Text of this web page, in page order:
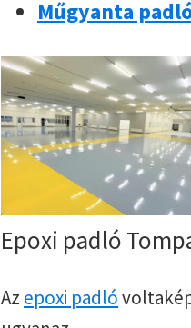
Műgyanta
Epoxi padló
Az epoxi padló